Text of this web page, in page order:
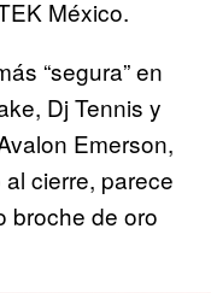
México.
“segura” en
Dj Tennis y
Emerson,
cierre, parece
broche de oro